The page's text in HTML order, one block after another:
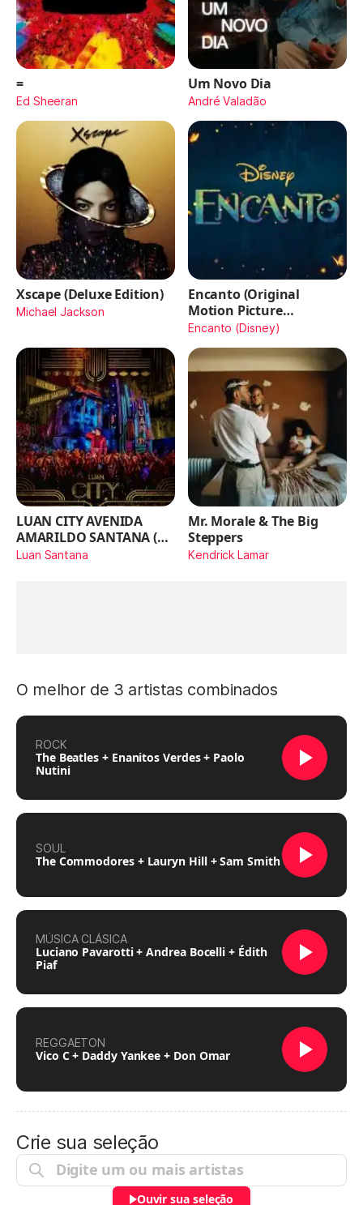
=
Ed Sheeran
Um Novo Dia
André Valadão
Xscape (Deluxe Edition)
Michael Jackson
Encanto (Original
Motion Picture
Soundtrack)
Encanto (Disney)
LUAN CITY AVENIDA
AMARILDO SANTANA (Ao
Vivo)
Luan Santana
Mr. Morale & The Big
Steppers
Kendrick Lamar
O melhor de 3 artistas combinados
ROCK
The Beatles + Enanitos Verdes + Paolo
Nutini
SOUL
The Commodores + Lauryn Hill + Sam Smith
MÚSICA CLÁSICA
Luciano Pavarotti + Andrea Bocelli + Édith
Piaf
REGGAETON
Vico C + Daddy Yankee + Don Omar
Crie sua seleção
Ouvir sua seleção